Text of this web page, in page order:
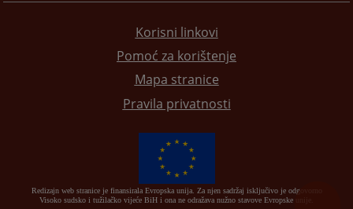
Korisni linkovi
Pomoć za korištenje
Mapa stranice
Pravila privatnosti
Redizajn web stranice je finansirala Evropska unija. Za njen sadržaj isključivo je odgovorno
Visoko sudsko i tužilačko vijeće BiH i ona ne odražava nužno stavove Evropske unije.